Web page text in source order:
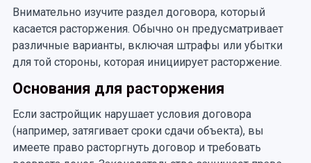
Внимательно изучите раздел договора, который
касается расторжения. Обычно он предусматривает
различные варианты, включая штрафы или убытки
для той стороны, которая инициирует расторжение.
Основания для расторжения
Если застройщик нарушает условия договора
(например, затягивает сроки сдачи объекта), вы
имеете право расторгнуть договор и требовать